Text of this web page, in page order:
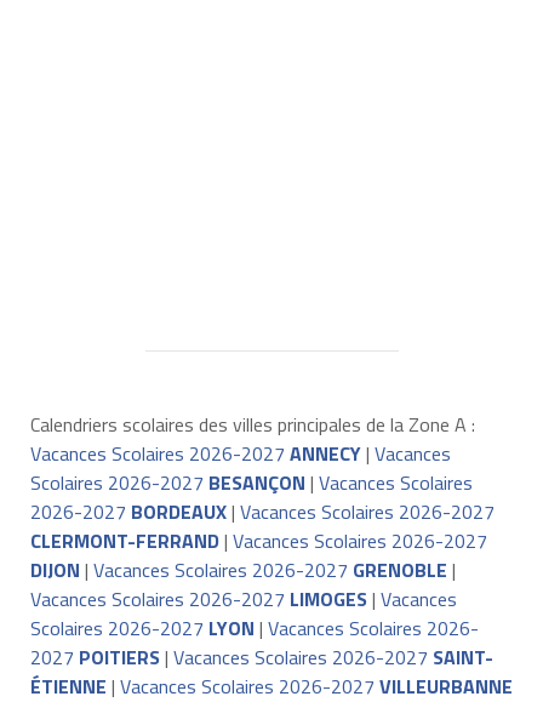
Calendriers scolaires des villes principales de la Zone A :
Vacances Scolaires 2026-2027 ANNECY| Vacances
Scolaires 2026-2027 BESANÇON | Vacances Scolaires
2026-2027 BORDEAUX| Vacances Scolaires 2026-2027
CLERMONT-FERRAND| Vacances Scolaires 2026-2027
DIJON | Vacances Scolaires 2026-2027 GRENOBLE |
Vacances Scolaires 2026-2027 LIMOGES| Vacances
Scolaires 2026-2027 LYON | Vacances Scolaires 2026-
2027 POITIERS| Vacances Scolaires 2026-2027 SAINT-
ÉTIENNE | Vacances Scolaires 2026-2027 VILLEURBANNE